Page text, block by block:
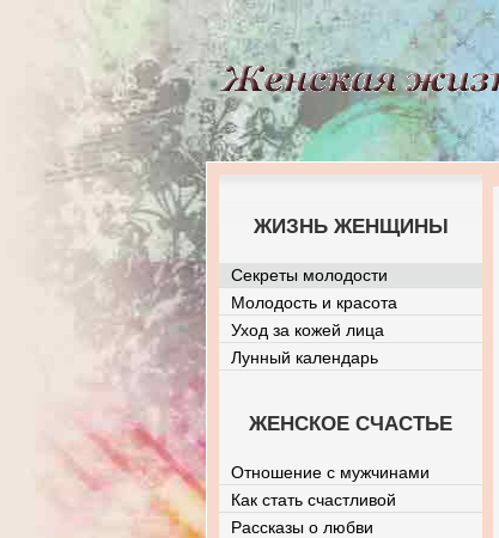
ЖИЗНЬ ЖЕНЩИНЫ
Секреты молодости
Молодость и красота
Уход за кожей лица
Лунный календарь
ЖЕНСКОЕ СЧАСТЬЕ
Отношение с мужчинами
Как стать счастливой
Рассказы о любви